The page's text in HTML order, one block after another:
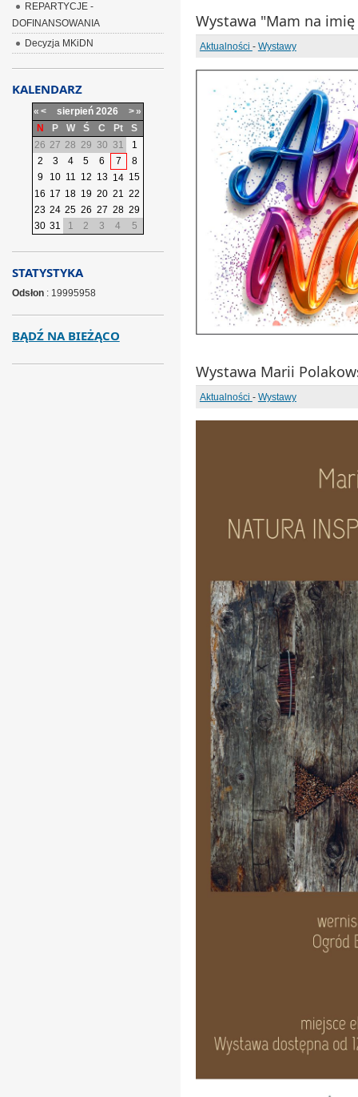
Wystawa "Mam na
Aktualności - Wystawy
Wystawa Marii
Aktualności - Wystawy
REPARTYCJE -
DOFINANSOWANIA
Decyzja MKiDN
KALENDARZ
« < sierpień 2026 >»
N
P W Ś C Pt
S
26 27 28 29 30 31
1
2
3 4 5 6 7
8
9
10 11 12 13 14 15
16 17 18 19 20 21 22
23 24 25 26 27 28 29
30 31 1 2 3 4 5
STATYSTYKA
Odsłon: 19995958
BĄDŹ NA BIEŻĄCO